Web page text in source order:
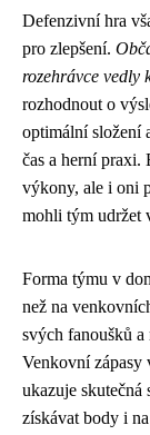
Defenzivní hra
pro zlepšení.
rozehrávce vedly
rozhodnout o
optimální složení
čas a herní praxi.
výkony, ale i oni
mohli tým udržet
Forma týmu v
než na
svých fanoušků
Venkovní zápasy
ukazuje skutečná
získávat body i